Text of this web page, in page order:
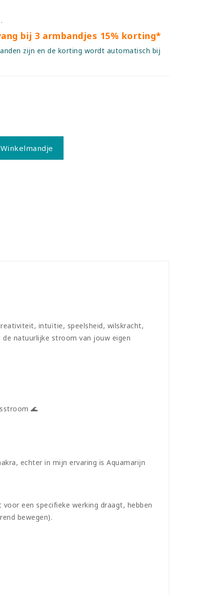
bij 3 armbandjes 15% korting*
zijn en de korting wordt automatisch bij
intuïtie, speelsheid, wilskracht,
natuurlijke stroom van jouw eigen
🌊
echter in mijn ervaring is Aquamarijn
een specifieke werking draagt, hebben
bewegen).